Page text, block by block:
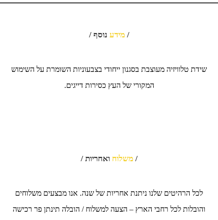
/ מידע נוסף /
שידת טלוויזיה מעוצבת בסגנון ייחודי בצבעוניות השומרת על השימוש
המקורי של העץ כסירות דייגים.
/משלוח ואחריות /
לכל הרהיטים שלנו ניתנת אחריות של שנה. אנו מבצעים משלוחים
והובלות לכל רחבי הארץ – הצעה למשלוח / הובלה תינתן פר רכישה